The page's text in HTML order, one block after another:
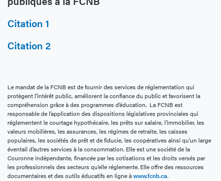
Citation 1
Citation 2
Le mandat de la FCNB est de fournir des services de réglementation qui
protègent l’intérêt public, améliorent la confiance du public et favorisent la
compréhension grâce à des programmes d’éducation. La FCNB est
responsable de l’application des dispositions législatives provinciales qui
réglementent le courtage hypothécaire, les prêts sur salaire, l’immobilier, les
valeurs mobilières, les assurances, les régimes de retraite, les caisses
populaires, les sociétés de prêt et de fiducie, les coopératives ainsi qu’un large
éventail d’autres services à la consommation. Elle est une société de la
Couronne indépendante, financée par les cotisations et les droits versés par
les professionnels des secteurs qu’elle réglemente. Elle offre des ressources
documentaires et des outils éducatifs en ligne àwww.fcnb.ca.